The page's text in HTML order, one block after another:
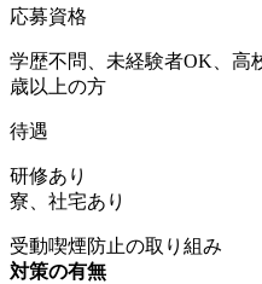
応募資格
学歴不問、未経験者OK、高
歳以上の方
待遇
研修あり
寮、社宅あり
受動喫煙防止の取り組み
対策の有無